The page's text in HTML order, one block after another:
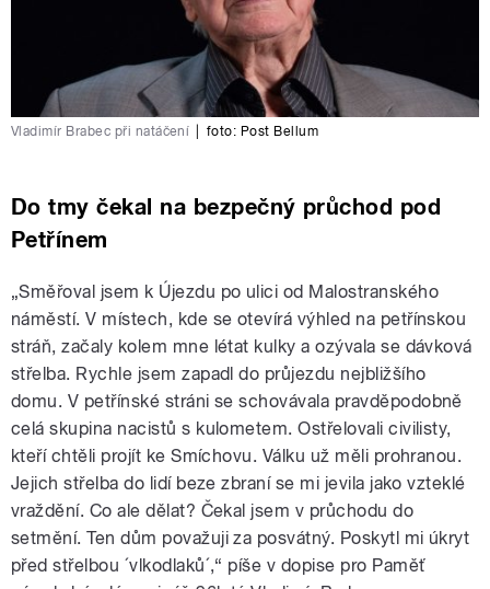
Vladimír Brabec při natáčení foto: Post Bellum
Do tmy čekal na bezpečný průchod pod
Petřínem
„Směřoval jsem k Újezdu po ulici od Malostranského
náměstí. V místech, kde se otevírá výhled na petřínskou
stráň, začaly kolem mne létat kulky a ozývala se dávková
střelba. Rychle jsem zapadl do průjezdu nejbližšího
domu. V petřínské stráni se schovávala pravděpodobně
celá skupina nacistů s kulometem. Ostřelovali civilisty,
kteří chtěli projít ke Smíchovu. Válku už měli prohranou.
Jejich střelba do lidí beze zbraní se mi jevila jako vzteklé
vraždění. Co ale dělat? Čekal jsem v průchodu do
setmění. Ten dům považuji za posvátný. Poskytl mi úkryt
před střelbou ´vlkodlaků´,“ píše v dopise pro Paměť